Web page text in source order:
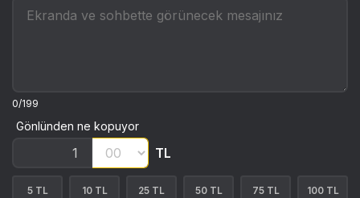
0/199
Gönlünden ne kopuyor
TL